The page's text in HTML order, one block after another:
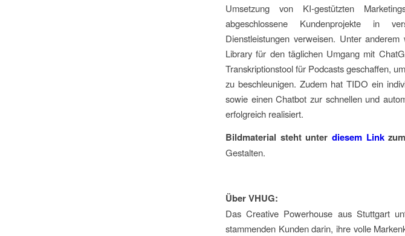
Umsetzung von KI-gestützten
abgeschlossene Kundenprojekte in
Dienstleistungen verweisen. Unter
Library für den täglichen Umgang mit
Transkriptionstool für Podcasts geschaffen,
zu beschleunigen. Zudem hat TIDO ein
sowie einen Chatbot zur schnellen und
erfolgreich realisiert.
Bildmaterial steht unter diesem Link
Gestalten.
ÜberVHUG:
Das Creative Powerhouse aus Stuttgart
stammenden Kunden darin, ihre volle